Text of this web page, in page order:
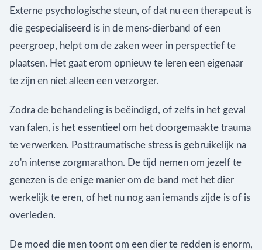
Externe psychologische steun, of dat nu een therapeut is
die gespecialiseerd is in de mens-dierband of een
peergroep, helpt om de zaken weer in perspectief te
plaatsen. Het gaat erom opnieuw te leren een eigenaar
te zijn en niet alleen een verzorger.
Zodra de behandeling is beëindigd, of zelfs in het geval
van falen, is het essentieel om het doorgemaakte trauma
te verwerken. Posttraumatische stress is gebruikelijk na
zo'n intense zorgmarathon. De tijd nemen om jezelf te
genezen is de enige manier om de band met het dier
werkelijk te eren, of het nu nog aan iemands zijde is of is
overleden.
De moed die men toont om een dier te redden is enorm,